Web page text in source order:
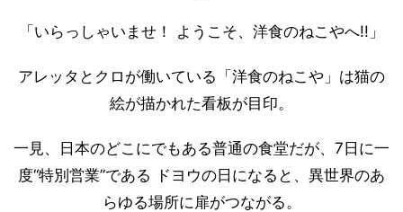
「いらっしゃいませ！ ようこそ、洋食のねこやへ!!」
アレッタとクロが働いている「洋食のねこや」は猫の
絵が描かれた看板が目印。
一見、日本のどこにでもある普通の食堂だが、7日に一
度“特別営業”である ドヨウの日になると、異世界のあ
らゆる場所に扉がつながる。